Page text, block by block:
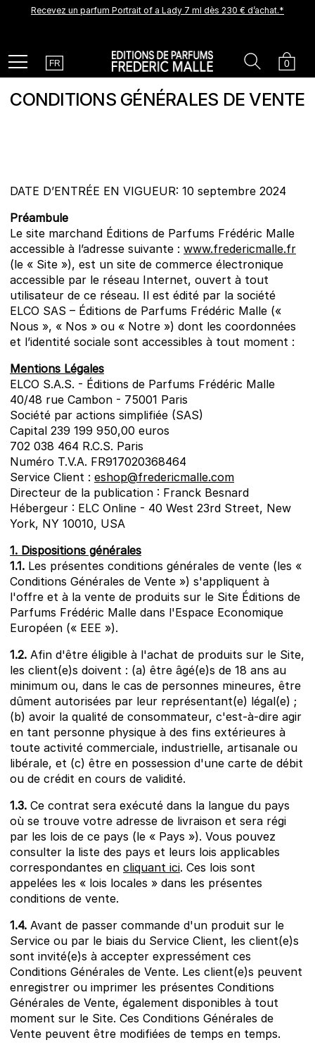
Une nouvelle création arrive prochainement. Soyez parmi les
Recevez un parfum Portrait of a Lady 7 ml dès 230 € d’achat.*
Menu Country
FR Cart
0
Search
CONDITIONS GÉNÉRALES DE VENTE
DATE D’ENTRÉE EN VIGUEUR: 10 septembre 2024
Préambule
Le site marchand Éditions de Parfums Frédéric Malle
accessible à l’adresse suivante : www.fredericmalle.fr
(le « Site »), est un site de commerce électronique
accessible par le réseau Internet, ouvert à tout
utilisateur de ce réseau. Il est édité par la société
ELCO SAS – Éditions de Parfums Frédéric Malle («
Nous », « Nos » ou « Notre ») dont les coordonnées
et l’identité sociale sont accessibles à tout moment :
Mentions Légales
ELCO S.A.S. - Éditions de Parfums Frédéric Malle
40/48 rue Cambon - 75001 Paris
Société par actions simplifiée (SAS)
Capital 239 199 950,00 euros
702 038 464 R.C.S. Paris
Numéro T.V.A. FR917020368464
Service Client : eshop@fredericmalle.com
Directeur de la publication : Franck Besnard
Hébergeur : ELC Online - 40 West 23rd Street, New
York, NY 10010, USA
1. Dispositions générales
1.1. Les présentes conditions générales de vente (les «
Conditions Générales de Vente ») s'appliquent à
l'offre et à la vente de produits sur le Site Éditions de
Parfums Frédéric Malle dans l'Espace Economique
Européen (« EEE »).
1.2. Afin d'être éligible à l'achat de produits sur le Site,
les client(e)s doivent : (a) être âgé(e)s de 18 ans au
minimum ou, dans le cas de personnes mineures, être
dûment autorisées par leur représentant(e) légal(e) ;
(b) avoir la qualité de consommateur, c'est-à-dire agir
en tant personne physique à des fins extérieures à
toute activité commerciale, industrielle, artisanale ou
libérale, et (c) être en possession d'une carte de débit
ou de crédit en cours de validité.
1.3. Ce contrat sera exécuté dans la langue du pays
où se trouve votre adresse de livraison et sera régi
par les lois de ce pays (le « Pays »). Vous pouvez
consulter la liste des pays et leurs lois applicables
correspondantes en cliquant ici. Ces lois sont
appelées les « lois locales » dans les présentes
conditions de vente.
1.4. Avant de passer commande d'un produit sur le
Service ou par le biais du Service Client, les client(e)s
sont invité(e)s à accepter expressément ces
Conditions Générales de Vente. Les client(e)s peuvent
enregistrer ou imprimer les présentes Conditions
Générales de Vente, également disponibles à tout
moment sur le Site. Ces Conditions Générales de
Vente peuvent être modifiées de temps en temps.